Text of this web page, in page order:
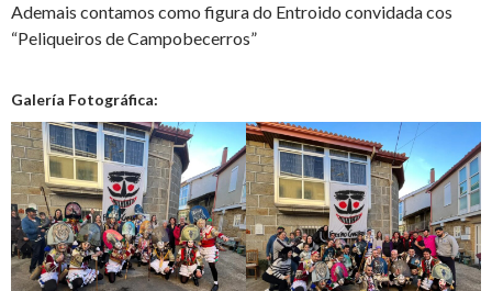
Ademais contamos como figura do Entroido convidada cos
“Peliqueiros de Campobecerros”
Galería Fotográfica: